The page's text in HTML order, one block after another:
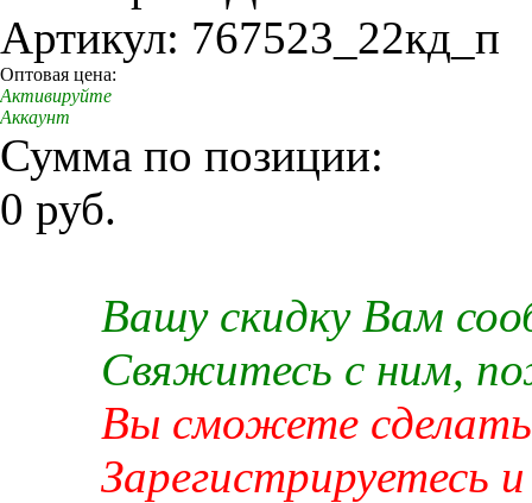
Артикул: 767523_22кд_п
Оптовая цена:
Активируйте
Аккаунт
Сумма по позиции:
0 руб.
Вашу скидку Вам
Свяжитесь с ним,
Вы сможете сделать
Зарегистрируетесь